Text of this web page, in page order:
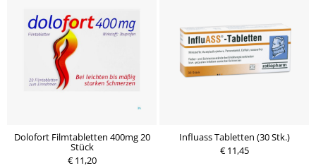
Dolofort Filmtabletten 400mg 20
Stück
€ 11,20
Influass Tabletten (30 Stk.)
€ 11,45